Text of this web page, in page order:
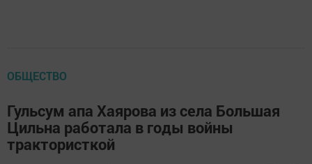
ОБЩЕСТВО
Гульсум апа Хаярова из села Большая
Цильна работала в годы войны
трактористкой